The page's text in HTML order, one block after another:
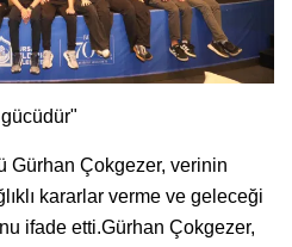
Gürhan Çokgezer, verinin
kararlar verme ve geleceği
ifade etti.Gürhan Çokgezer,